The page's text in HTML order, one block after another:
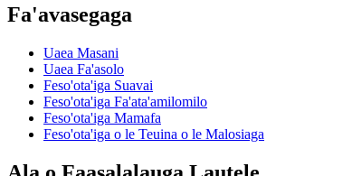
Fa'avasegaga
Uaea Masani
Uaea Fa'asolo
Feso'ota'iga Suavai
Feso'ota'iga Fa'ata'amilomilo
Feso'ota'iga Mamafa
Feso'ota'iga o le Teuina o le Malosiaga